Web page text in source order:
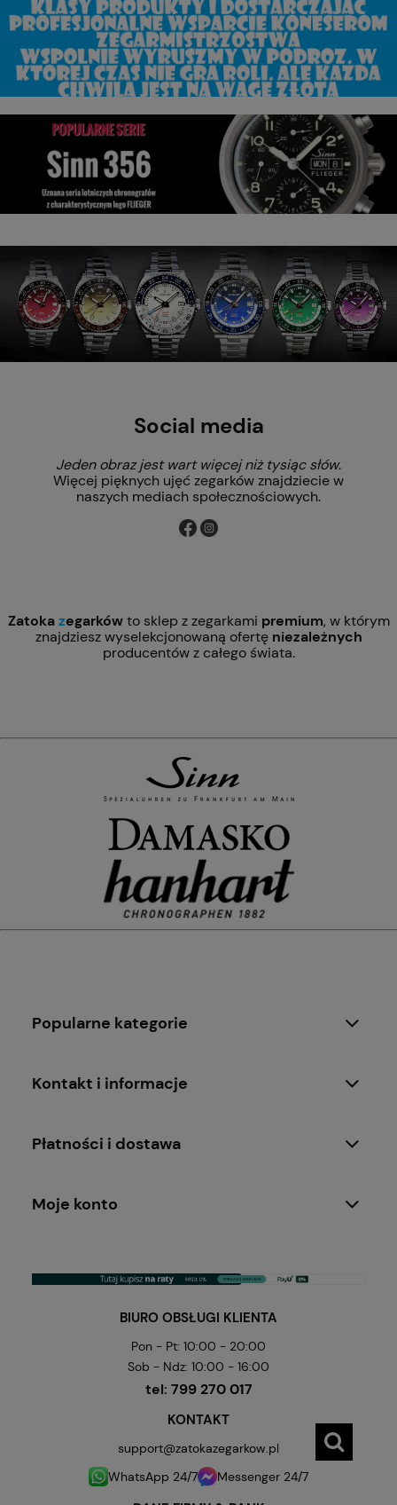
Social media
Jeden obraz jest wart więcej niż tysiąc słów.
Więcej pięknych ujęć zegarków znajdziecie w
naszych mediach społecznościowych.
Zatokazegarkówto sklep z zegarkami premium, w którym
znajdziesz wyselekcjonowaną ofertę niezależnych
producentów z całego świata.
Popularne kategorie
Kontakt i informacje
Płatności i dostawa
Moje konto
BIURO OBSŁUGI KLIENTA
Pon - Pt: 10:00 - 20:00
Sob - Ndz: 10:00 - 16:00
tel: 799 270 017
KONTAKT
support@zatokazegarkow.pl
WhatsApp 24/7
Messenger 24/7